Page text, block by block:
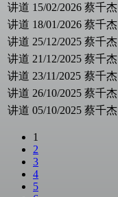
讲道 15/02/2026 蔡千杰
讲道 18/01/2026 蔡千杰
讲道 25/12/2025 蔡千杰
讲道 21/12/2025 蔡千杰
讲道 23/11/2025 蔡千杰
讲道 26/10/2025 蔡千杰
讲道 05/10/2025 蔡千杰
1
2
3
4
5